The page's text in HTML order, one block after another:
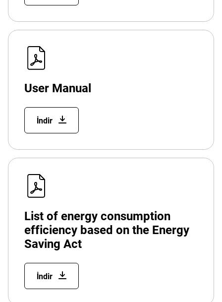
User Manual
İndir
List of energy consumption
efficiency based on the Energy
Saving Act
İndir